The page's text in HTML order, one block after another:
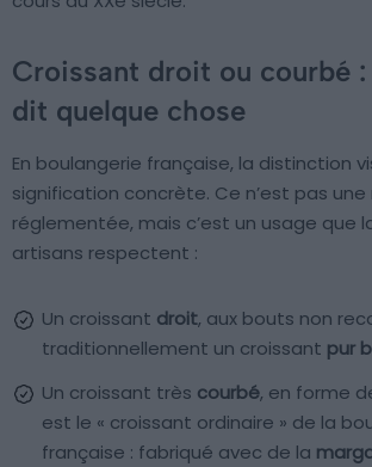
Croissant droit ou courbé
dit quelque chose
En boulangerie française, la distinction
signification concrète. Ce n’est pas une
réglementée, mais c’est un usage que
artisans respectent :
Un croissant droit, aux bouts non
traditionnellement un croissant pur
Un croissant très courbé, en forme
est le « croissant ordinaire » de la
française : fabriqué avec de la